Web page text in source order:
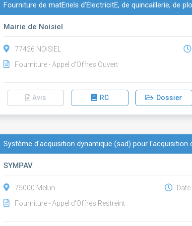
Fourniture de matÉriels d'ÉlectricitÉ, de quincaillerie, de
Mairie de Noisiel
77426 NOISIEL
Fourniture - Appel d'Offres Ouvert
Avis RC Dossier
Système d'acquisition dynamique (sad) pour
SYMPAV
75000 Melun
Fourniture - Appel d'Offres Restreint